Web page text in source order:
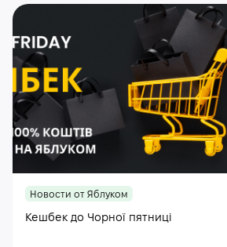
Новости от Яблуком
Кешбек до Чорної пятниці